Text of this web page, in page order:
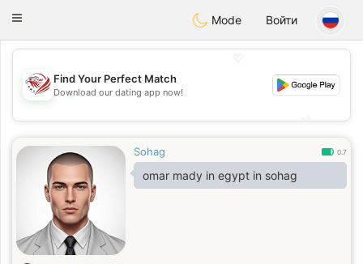
Dating
Toggle
Mode Войти
💖
💕
Find Your Perfect Match
Download our dating app now!
Sohag 0.7
omar mady in egypt in sohag